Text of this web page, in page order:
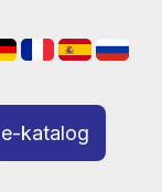
e-katalog